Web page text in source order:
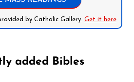
by Catholic Gallery. Get it here
added Bibles